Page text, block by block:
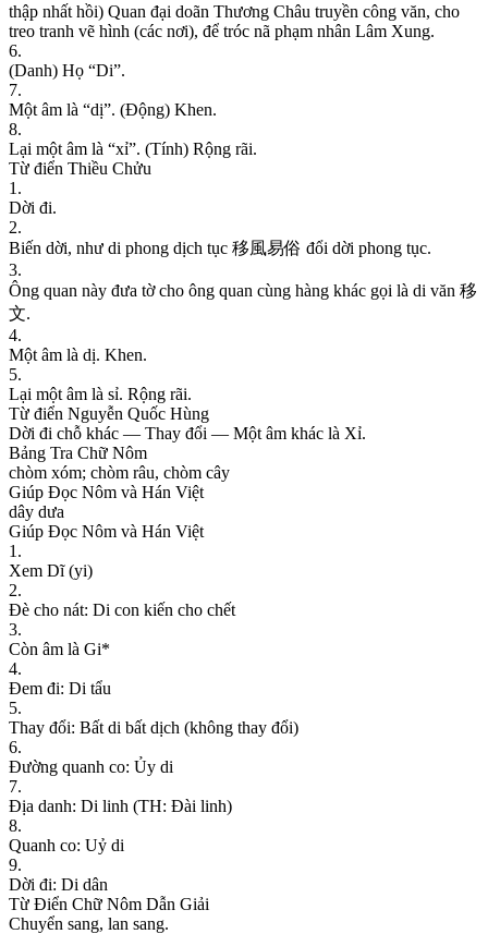
thập nhất hồi) Quan đại doãn Thương Châu truyền công văn, cho
treo tranh vẽ hình (các nơi), để tróc nã phạm nhân Lâm Xung.
6.
(Danh) Họ “Di”.
7.
Một âm là “dị”. (Động) Khen.
8.
Lại một âm là “xỉ”. (Tính) Rộng rãi.
Từ điển Thiều Chửu
1 .
Dời đi.
2.
Biến dời, như di phong dịch tục 移風易俗 đổi dời phong tục.
3.
Ông quan này đưa tờ cho ông quan cùng hàng khác gọi là di văn 移
文.
4.
Một âm là dị. Khen.
5.
Lại một âm là sỉ. Rộng rãi.
Từ điển Nguyễn Quốc Hùng
Dời đi chỗ khác — Thay đổi — Một âm khác là Xỉ.
Bảng Tra Chữ Nôm
chòm xóm; chòm râu, chòm cây
Giúp Đọc Nôm và Hán Việt
dây dưa
Giúp Đọc Nôm và Hán Việt
1 .
Xem Dĩ (yi)
2.
Đè cho nát: Di con kiến cho chết
3.
Còn âm là Gi*
4.
Đem đi: Di tẩu
5.
Thay đổi: Bất di bất dịch (không thay đổi)
6.
Đường quanh co: Ủy di
7.
Địa danh: Di linh (TH: Đài linh)
8.
Quanh co: Uỷ di
9.
Dời đi: Di dân
Từ Điển Chữ Nôm Dẫn Giải
Chuyển sang, lan sang.